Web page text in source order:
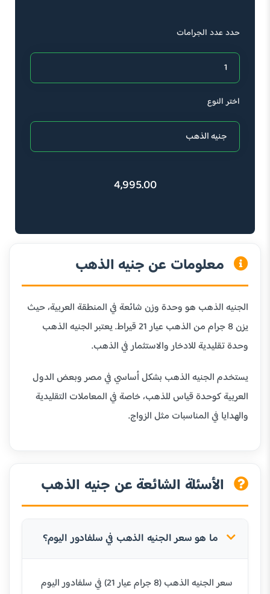
حدد عدد الجرامات
اختر النوع
4,995.00
معلومات عن جنيه الذهب
الجنيه الذهب هو وحدة وزن شائعة في المنطقة العربية، حيث
يزن 8 جرام من الذهب عيار 21 قيراط. يعتبر الجنيه الذهب
وحدة تقليدية للادخار والاستثمار في الذهب.
يستخدم الجنيه الذهب بشكل أساسي في مصر وبعض الدول
العربية كوحدة قياس للذهب، خاصة في المعاملات التقليدية
والهدايا في المناسبات مثل الزواج.
الأسئلة الشائعة عن جنيه الذهب
ما هو سعر الجنيه الذهب في سلفادور اليوم؟
سعر الجنيه الذهب (8 جرام عيار 21) في سلفادور اليوم